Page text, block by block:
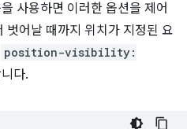
사용하면 이러한 옵션을 제어
벗어날 때까지 위치가 지정된 요
position-visibility:
다.